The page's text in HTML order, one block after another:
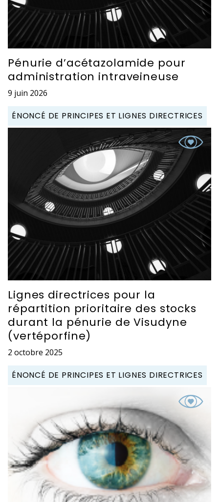
Pénurie d’acétazolamide pour
administration intraveineuse
9 juin 2026
ÉNONCÉ DE PRINCIPES ET LIGNES DIRECTRICES
Lignes directrices pour la
répartition prioritaire des stocks
durant la pénurie de Visudyne
(vertéporfine)
2 octobre 2025
ÉNONCÉ DE PRINCIPES ET LIGNES DIRECTRICES